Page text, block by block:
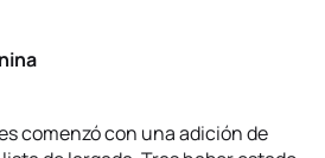
comenzó con una adición de